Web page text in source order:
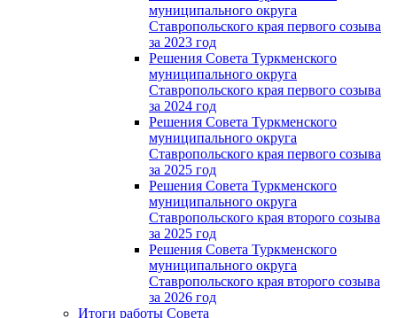
муниципального округа
Ставропольского края первого созыва
за 2023 год
Решения Совета Туркменского
муниципального округа
Ставропольского края первого созыва
за 2024 год
Решения Совета Туркменского
муниципального округа
Ставропольского края первого созыва
за 2025 год
Решения Совета Туркменского
муниципального округа
Ставропольского края второго созыва
за 2025 год
Решения Совета Туркменского
муниципального округа
Ставропольского края второго созыва
за 2026 год
Итоги работы Совета